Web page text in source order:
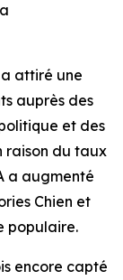
attiré une
auprès des
et des
raison du taux
a augmenté
Chien et
populaire.
encore capté